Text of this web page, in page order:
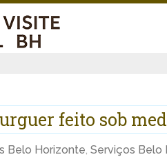
feito sob
Belo Horizonte,Serviços Belo